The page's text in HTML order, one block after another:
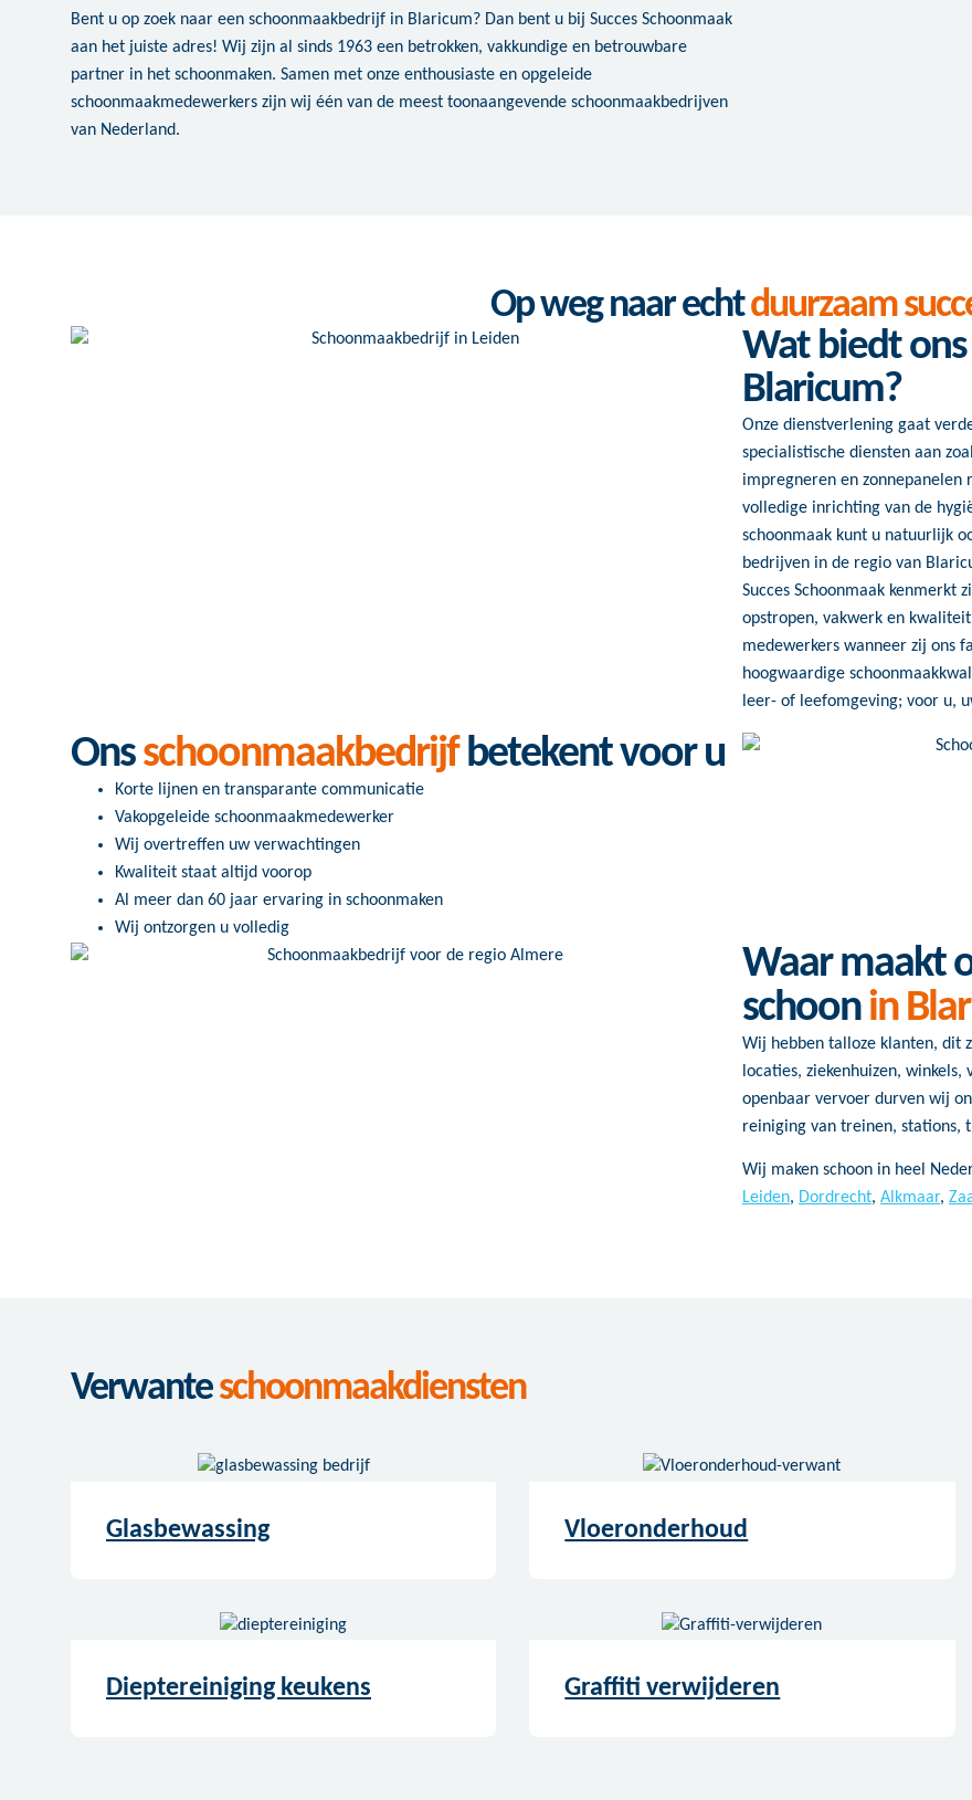
Bent u op zoek naar een schoonmaakbedrijf in Blaricum? Dan bent u bij Succes Schoonmaak
aan het juiste adres! Wij zijn al sinds 1963 een betrokken, vakkundige en betrouwbare
partner in het schoonmaken. Samen met onze enthousiaste en opgeleide
schoonmaakmedewerkers zijn wij één van de meest toonaangevende schoonmaakbedrijven
van Nederland.
Op weg naar echtduurzaam
Wat biedt
Blaricum?
Onze dienstverlening gaat
specialistische diensten aan
impregneren en zonnepanelen
volledige inrichting van de
schoonmaak kunt u natuurlijk
bedrijven in de regio van
Succes Schoonmaak
opstropen, vakwerk en
medewerkers wanneer zij ons
hoogwaardige
leer- of leefomgeving; voor u,
Onsschoonmaakbedrijfbetekent voor u
Korte lijnen en transparante communicatie
Vakopgeleide schoonmaakmedewerker
Wij overtreffen uw verwachtingen
Kwaliteit staat altijd voorop
Al meer dan 60 jaar ervaring in schoonmaken
Wij ontzorgen u volledig
Waar maakt
schoonin
Wij hebben talloze klanten, dit
locaties, ziekenhuizen,
openbaar vervoer durven wij
reiniging van treinen, stations,
Wij maken schoon in heel
Leiden, Dordrecht, Alkmaar,
Verwanteschoonmaakdiensten
Glasbewassing Vloeronderhoud
Dieptereiniging keukens Graffiti verwijderen